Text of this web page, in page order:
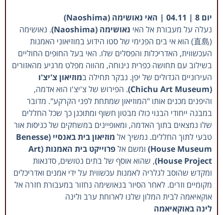
יום 8 | 04.11 | האי נאושימה (Naoshima)
נעלה על מעבורת אל האי נאושימה (Naoshima)
. נאושימה
(直島) הוא אי בים הפנימי של סטו הידוע במוזיאוני האמנות
העכשווית, האדריכלות והפסלים שלו. האי בעל החופים החוליים
בשילוב עם תחושה כפרית נינוחה, מהווה מפלט מרגיע מהאזורים
העירוניים הגדולים של יפן. נבקר תחילה במוזיאון צ'יצ'ו
(Chichu Art Museum)
. הפירוש של צ'יצ'ו הוא אדמה,
והיפנים מכנים אותו "המוזיאון שמתחת לפני הקרקע". מדובר
במבנה ייחודי הבנוי כולו מבטון חשוף ומתוכנן כך שכל החללים
שלו נמצאים בתוך האדמה, ומאופיינים במשחקים של כניסות אור
טבעי לתוך החללים. נמשיך אל
מוזיאון בית באנסיי (Benesse
House Museum) ומשם אל
פרוייקט בית האמנות (Art
House Project) , שהוא אוסף של בתים נטושים, סדנאות
ומקדש שהוסב לגלריה לאמנות עכשווית על ידי אמנים ואדריכלים
מקומיים וזרים. לאחר הסיור בנאושימה נחזור במעבורת חזרה אל
אוקאיאמה לבית המלון שלנו לארוחת ערב ולינה
לינה באוקאיאמה